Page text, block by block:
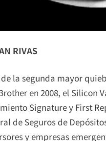
RIVAS
la segunda mayor
en 2008, el Silicon
Signature y First
de Seguros de
y empresas